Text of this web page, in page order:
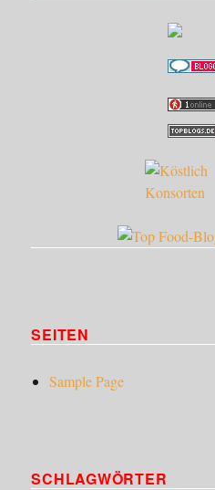
SEITEN
Sample Page
SCHLAGWÖRTER